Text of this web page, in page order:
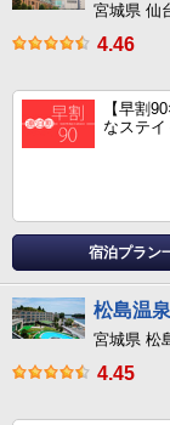
宮城県 仙
4.46
【早割
なステイ
宿泊プラン
松島温
宮城県 松
4.45